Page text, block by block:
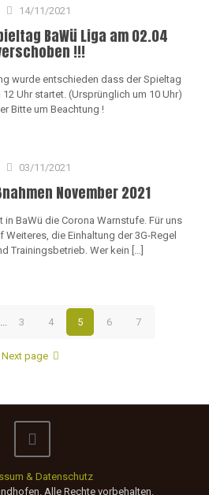
14/11/2021
BaWü Liga am 02.04
!!!
wurde entschieden dass der Spieltag
12 Uhr startet. (Ursprünglich um 10 Uhr)
Bitte um Beachtung !
03/11/2021
November 2021
in BaWü die Corona Warnstufe. Für uns
die Einhaltung der 3G-Regel
Trainingsbetrieb. Wer kein […]
... 3 4 5 6 7
Next page
& Datenschutz
Alle Rechte vorbehalten.